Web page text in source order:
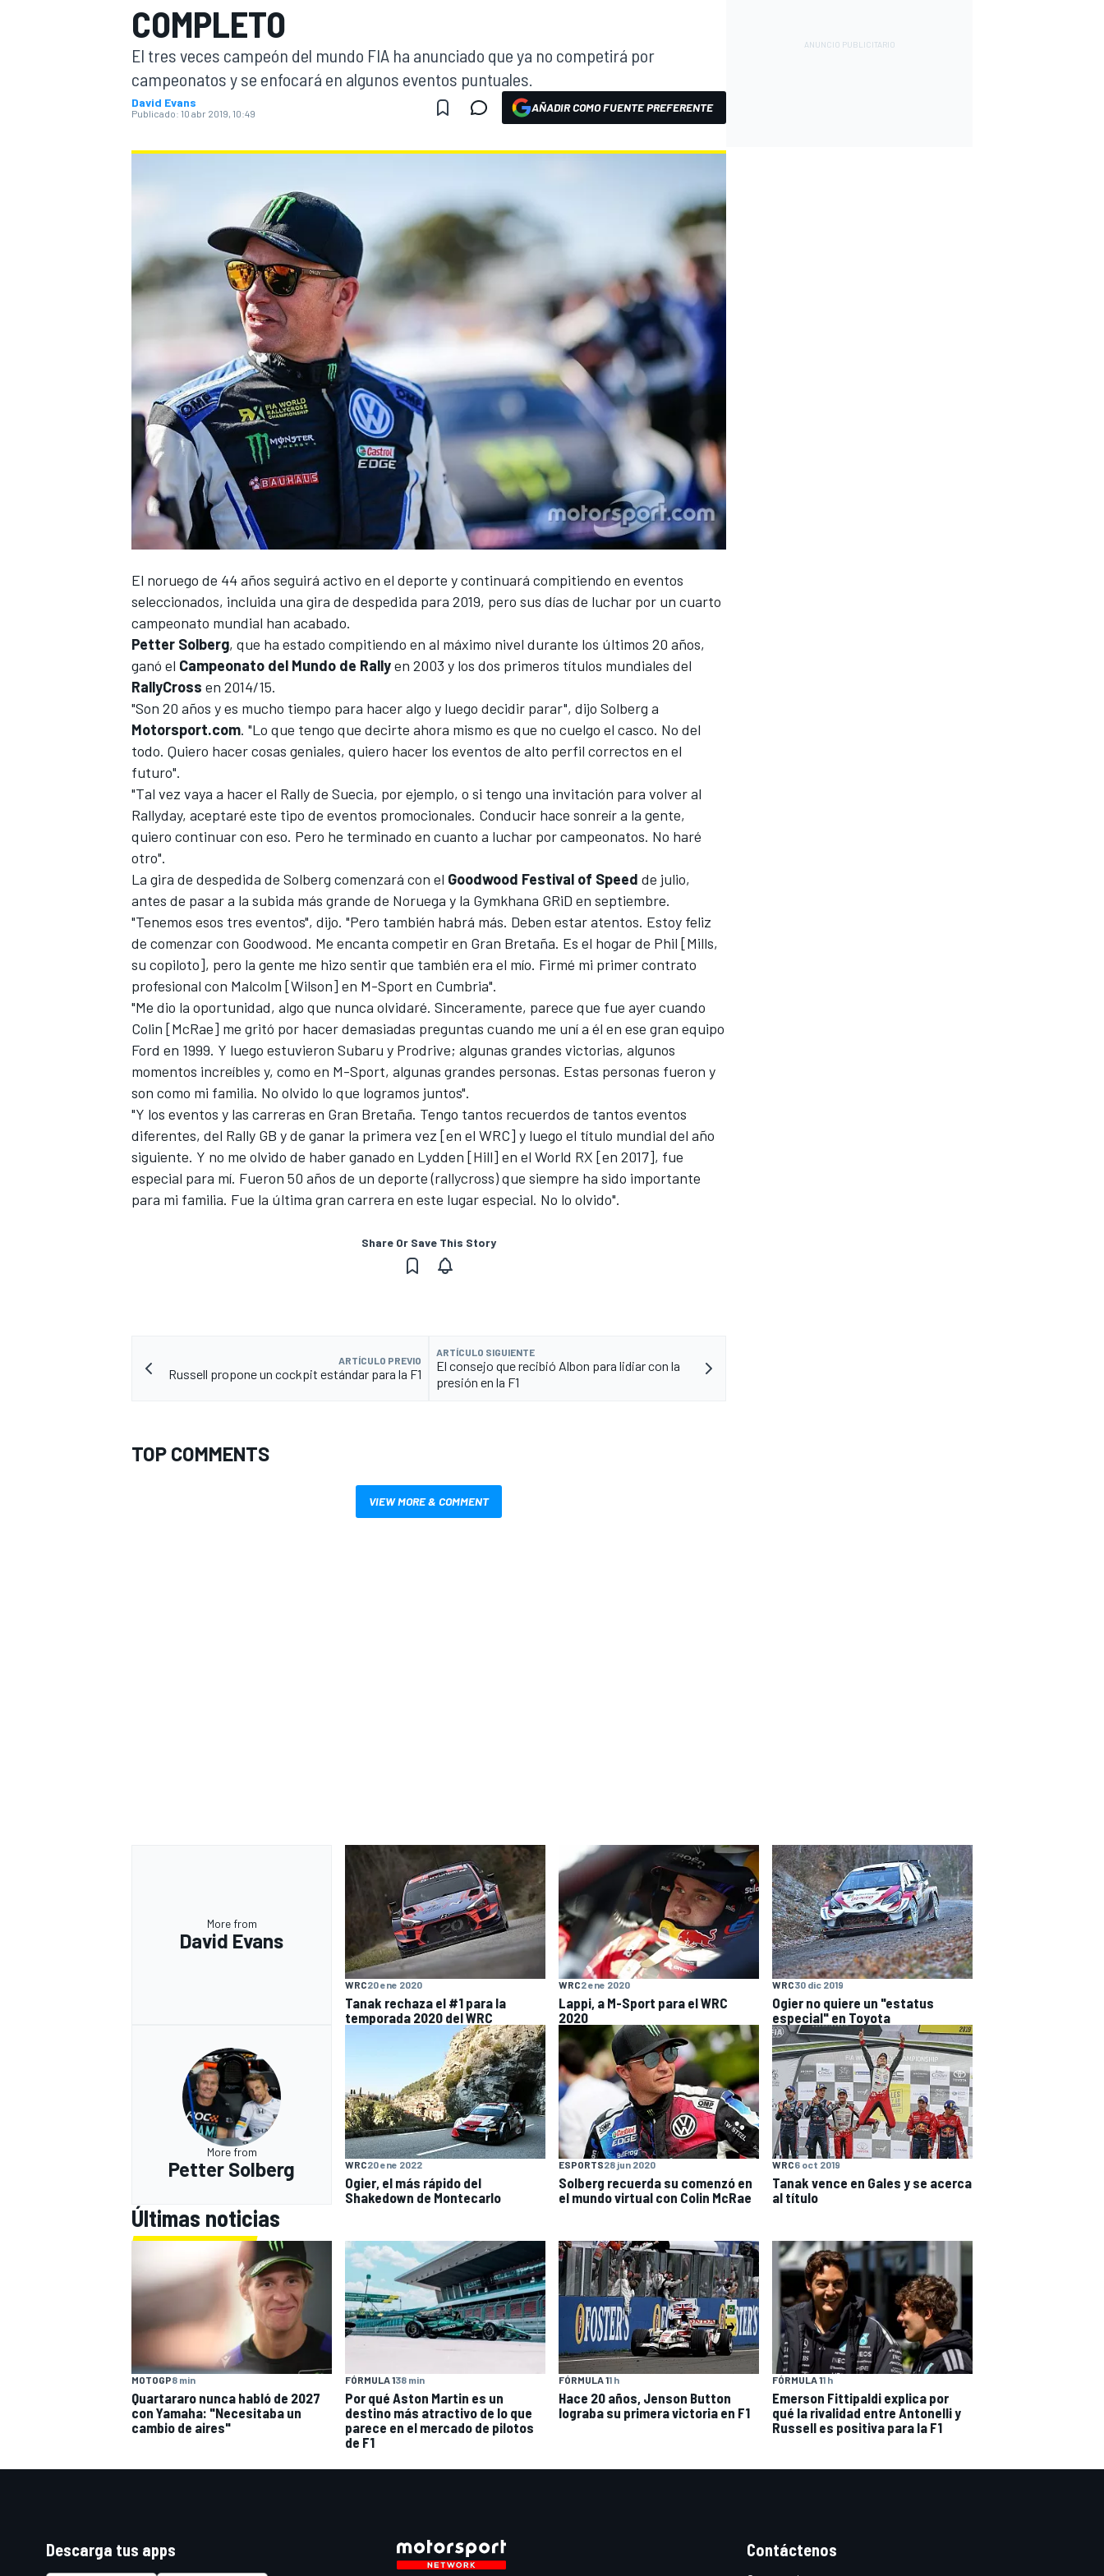
FÓRMULA E
COMPLETO
El tres veces campeón del mundo FIA ha anunciado que ya no competirá por
campeonatos y se enfocará en algunos eventos puntuales.
David Evans
Publicado: 10 abr 2019, 10:49 AÑADIR COMO FUENTE PREFERENTE
El noruego de 44 años seguirá activo en el deporte y continuará compitiendo en eventos
seleccionados, incluida una gira de despedida para 2019, pero sus días de luchar por un cuarto
campeonato mundial han acabado.
Petter Solberg, que ha estado compitiendo en al máximo nivel durante los últimos 20 años,
ganó el Campeonato del Mundo de Rallyen 2003 y los dos primeros títulos mundiales del
RallyCross en 2014/15.
"Son 20 años y es mucho tiempo para hacer algo y luego decidir parar", dijo Solberg a
Motorsport.com. "Lo que tengo que decirte ahora mismo es que no cuelgo el casco. No del
todo. Quiero hacer cosas geniales, quiero hacer los eventos de alto perfil correctos en el
futuro".
"Tal vez vaya a hacer el Rally de Suecia, por ejemplo, o si tengo una invitación para volver al
Rallyday, aceptaré este tipo de eventos promocionales. Conducir hace sonreír a la gente,
quiero continuar con eso. Pero he terminado en cuanto a luchar por campeonatos. No haré
otro".
La gira de despedida de Solberg comenzará con el Goodwood Festival of Speed ​​de julio,
antes de pasar a la subida más grande de Noruega y la Gymkhana GRiD en septiembre.
"Tenemos esos tres eventos", dijo. "Pero también habrá más. Deben estar atentos. Estoy feliz
de comenzar con Goodwood. Me encanta competir en Gran Bretaña. Es el hogar de Phil [Mills,
su copiloto], pero la gente me hizo sentir que también era el mío. Firmé mi primer contrato
profesional con Malcolm [Wilson] en M-Sport en Cumbria".
"Me dio la oportunidad, algo que nunca olvidaré. Sinceramente, parece que fue ayer cuando
Colin [McRae] me gritó por hacer demasiadas preguntas cuando me uní a él en ese gran equipo
Ford en 1999. Y luego estuvieron Subaru y Prodrive; algunas grandes victorias, algunos
momentos increíbles y, como en M-Sport, algunas grandes personas. Estas personas fueron y
son como mi familia. No olvido lo que logramos juntos".
"Y los eventos y las carreras en Gran Bretaña. Tengo tantos recuerdos de tantos eventos
diferentes, del Rally GB y de ganar la primera vez [en el WRC] y luego el título mundial del año
siguiente. Y no me olvido de haber ganado en Lydden [Hill] en el World RX [en 2017], fue
especial para mí. Fueron 50 años de un deporte (rallycross) que siempre ha sido importante
para mi familia. Fue la última gran carrera en este lugar especial. No lo olvido".
Share Or Save This Story
ARTÍCULO PREVIO
Russell propone un cockpit estándar para la F1
ARTÍCULO SIGUIENTE
El consejo que recibió Albon para lidiar con la
presión en la F1
TOP COMMENTS
VIEW MORE & COMMENT
More from
David Evans
WRC20 ene 2020
Tanak rechaza el #1 para la
temporada 2020 del WRC
WRC2 ene 2020
Lappi, a M-Sport para el WRC
2020
WRC30 dic 2019
Ogier no quiere un "estatus
especial" en Toyota
More from
Petter Solberg WRC20 ene 2022
Ogier, el más rápido del
Shakedown de Montecarlo
ESPORTS28 jun 2020
Solberg recuerda su comenzó en
el mundo virtual con Colin McRae
WRC6 oct 2019
Tanak vence en Gales y se acerca
al título
Últimas noticias
MOTOGP8 min
Quartararo nunca habló de 2027
con Yamaha: "Necesitaba un
cambio de aires"
FÓRMULA 138 min
Por qué Aston Martin es un
destino más atractivo de lo que
parece en el mercado de pilotos
de F1
FÓRMULA 11 h
Hace 20 años, Jenson Button
lograba su primera victoria en F1
FÓRMULA 11 h
Emerson Fittipaldi explica por
qué la rivalidad entre Antonelli y
Russell es positiva para la F1
Descarga tus apps Contáctenos